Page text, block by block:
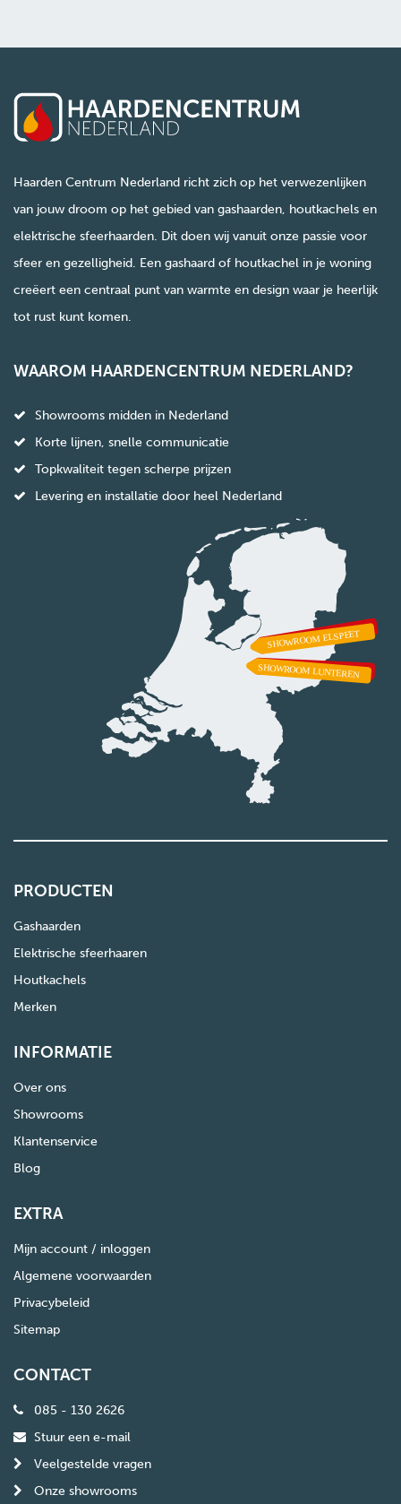
Haarden Centrum Nederland richt zich op het verwezenlijken
van jouw droom op het gebied van gashaarden, houtkachels en
elektrische sfeerhaarden. Dit doen wij vanuit onze passie voor
sfeer en gezelligheid. Een gashaard of houtkachel in je woning
creëert een centraal punt van warmte en design waar je heerlijk
tot rust kunt komen.
WAAROM HAARDENCENTRUM NEDERLAND?
Showrooms midden in Nederland
Korte lijnen, snelle communicatie
Topkwaliteit tegen scherpe prijzen
Levering en installatie door heel Nederland
PRODUCTEN
Gashaarden
Elektrische sfeerhaaren
Houtkachels
Merken
INFORMATIE
Over ons
Showrooms
Klantenservice
Blog
EXTRA
Mijn account / inloggen
Algemene voorwaarden
Privacybeleid
Sitemap
CONTACT
085 - 130 2626
Stuur een e-mail
Veelgestelde vragen
Onze showrooms